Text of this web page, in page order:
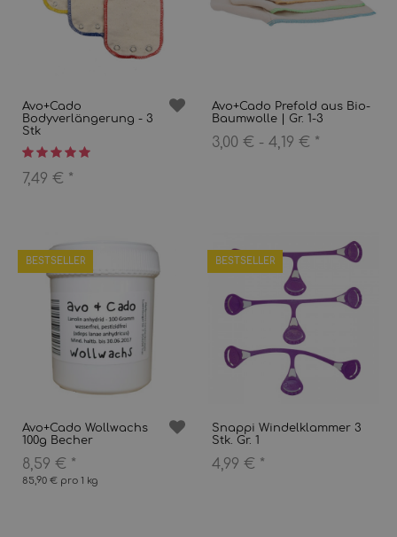
Avo+Cado
Bodyverlängerung - 3
Stk
7,49 € *
Avo+Cado Prefold aus Bio-
Baumwolle | Gr. 1-3
3,00 € - 4,19 € *
BESTSELLER
Avo+Cado Wollwachs
100g Becher
8,59 € *
85,90 € pro 1 kg
BESTSELLER
Snappi Windelklammer 3
Stk. Gr. 1
4,99 € *